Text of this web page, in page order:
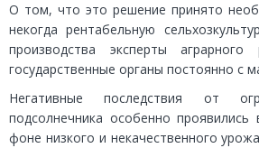
О том, что это решение принято
некогда рентабельную
производства эксперты
государственные органы постоянно с
Негативные последствия от
подсолнечника особенно
фоне низкого и некачественного